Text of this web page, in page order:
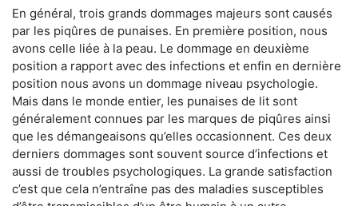
En général, trois grands dommages majeurs sont causés
par les piqûres de punaises. En première position, nous
avons celle liée à la peau. Le dommage en deuxième
position a rapport avec des infections et enfin en dernière
position nous avons un dommage niveau psychologie.
Mais dans le monde entier, les punaises de lit sont
généralement connues par les marques de piqûres ainsi
que les démangeaisons qu’elles occasionnent. Ces deux
derniers dommages sont souvent source d’infections et
aussi de troubles psychologiques. La grande satisfaction
c’est que cela n’entraîne pas des maladies susceptibles